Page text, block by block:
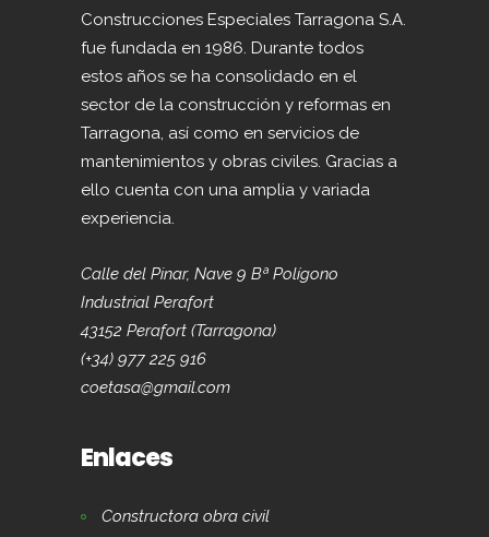
Construcciones Especiales Tarragona S.A.
fue fundada en 1986. Durante todos
estos años se ha consolidado en el
sector de la construcción y reformas en
Tarragona, así como en servicios de
mantenimientos y obras civiles. Gracias a
ello cuenta con una amplia y variada
experiencia.
Calle del Pinar, Nave 9 Bª Polígono
Industrial Perafort
43152 Perafort (Tarragona)
(+34) 977 225 916
coetasa@gmail.com
Enlaces
Constructora obra civil